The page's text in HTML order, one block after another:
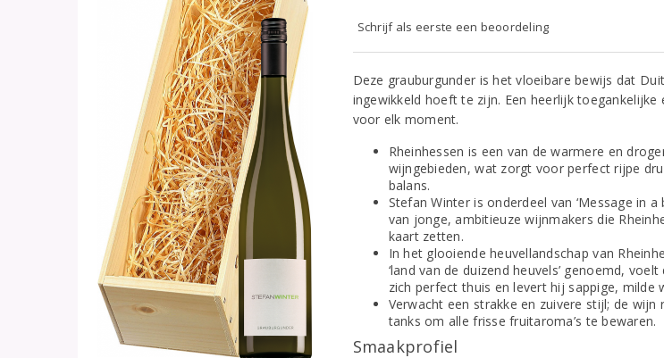
Schrijf als eerste een beoordeling
Deze grauburgunder is het vloeibare bewijs dat
ingewikkeld hoeft te zijn. Een heerlijk toegankelijke
voor elk moment.
Rheinhessen is een van de warmere en
wijngebieden, wat zorgt voor perfect rijpe
balans.
Stefan Winter is onderdeel van ‘Message in
van jonge, ambitieuze wijnmakers die
kaart zetten.
In het glooiende heuvellandschap van
‘land van de duizend heuvels’ genoemd,
zich perfect thuis en levert hij sappige, milde
Verwacht een strakke en zuivere stijl; de
tanks om alle frisse fruitaroma’s te bewaren.
Smaakprofiel